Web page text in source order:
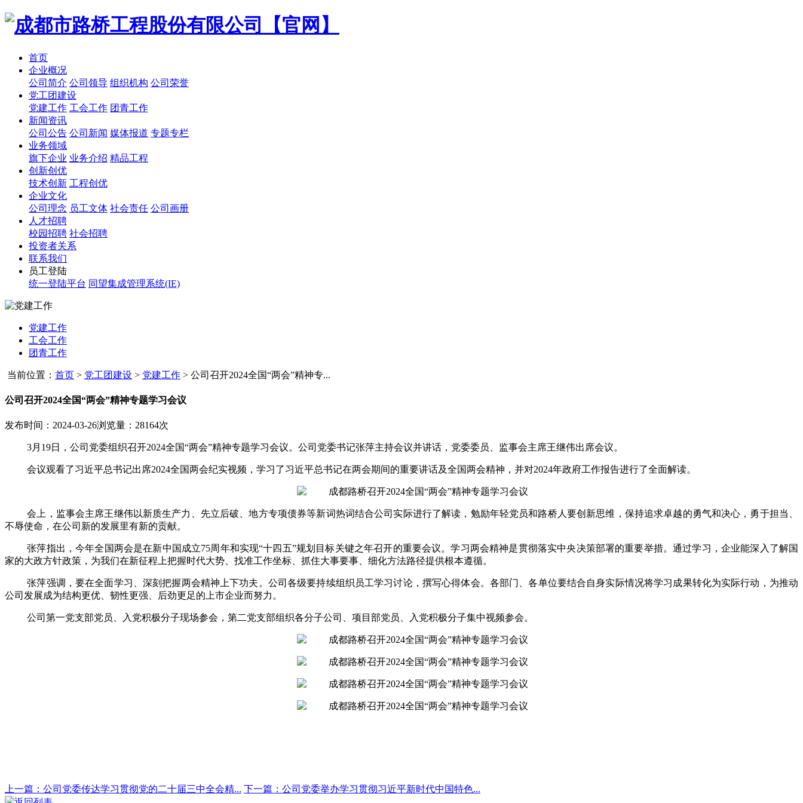
首页
企业概况
公司简介 公司领导 组织机构 公司荣誉
党工团建设
党建工作 工会工作 团青工作
新闻资讯
公司公告 公司新闻 媒体报道 专题专栏
业务领域
旗下企业 业务介绍 精品工程
创新创优
技术创新 工程创优
企业文化
公司理念 员工文体 社会责任 公司画册
人才招聘
校园招聘 社会招聘
投资者关系
联系我们
员工登陆
统一登陆平台 同望集成管理系统(IE)
党建工作
工会工作
团青工作
当前位置： 首页 > 党工团建设 > 党建工作 > 公司召开2024全国“两会”精神专...
公司召开2024全国“两会”精神专题学习会议
发布时间：2024-03-26浏览量：28164次
3月 19日，公司党委组织召开2024全国“两会”精神专题学习会议。公司党委书记张萍主持会议并讲话，党委委员、监事会主席王继伟出席会议。
会议观看了习近平总书记出席2024全国两会纪实视频，学习了习近平总书记在两会期间的重要讲话及全国两会精神，并对2024年政府工作报告进行了全面解读。
会上，监事会主席王继伟以新质生产力、先立后破、地方专项债券等新词热词结合公司实际进行了解读，勉励年轻党员和路桥人要创新思维，保持追求卓越的勇气和决心，勇于担当、
不辱使命，在公司新的发展里有新的贡献。
张萍指出，今年全国两会是在新中国成立75周年和实现“十四五”规划目标关键之年召开的重要会议。学习两会精神是贯彻落实中央决策部署的重要举措。通过学习，企业能深入了解国
家的大政方针政策，为我们在新征程上把握时代大势、找准工作坐标、抓住大事要事、细化方法路径提供根本遵循。
张萍强调，要在全面学习、深刻把握两会精神上下功夫。 公司各级要持续组织员工学习讨论，撰写心得体会。各部门、各单位要结合自身实际情况将学习成果转化为实际行动，为推动
公司发展成为结构更优、韧性更强、后劲更足的上市企业而努力。
公司第一党支部党员、入党积极分子现场参会，第二党支部组织各分子公司、项目部党员、入党积极分子集中视频参会。
上一篇：公司党委传达学习贯彻党的二十届三中全会精... 下一篇：公司党委举办学习贯彻习近平新时代中国特色...